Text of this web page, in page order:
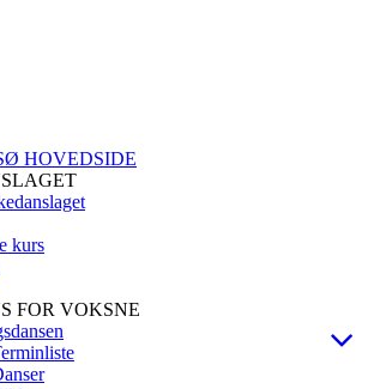
HOVEDSIDE
kurs
FOR VOKSNE